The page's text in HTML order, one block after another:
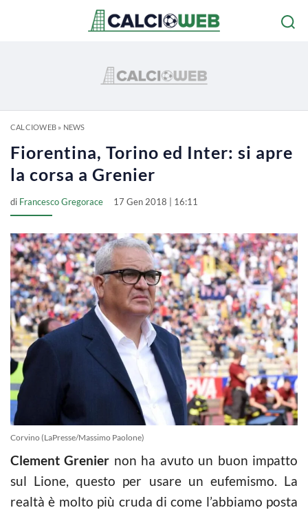
CALCIOWEB» NEWS
Fiorentina, Torino ed Inter: si apre
la corsa a Grenier
di Francesco Gregorace 17 Gen 2018 | 16:11
Corvino (LaPresse/Massimo Paolone)
Clement Grenier non ha avuto un buon impatto
sul Lione, questo per usare un eufemismo. La
realtà è molto più cruda di come l’abbiamo posta